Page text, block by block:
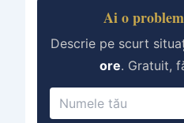
Ai o
Descrie pe scurt
ore. Gratuit,